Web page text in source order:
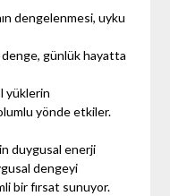
dengelenmesi, uyku
günlük hayatta
yüklerin
yönde etkiler.
duygusal enerji
dengeyi
bir fırsat sunuyor.